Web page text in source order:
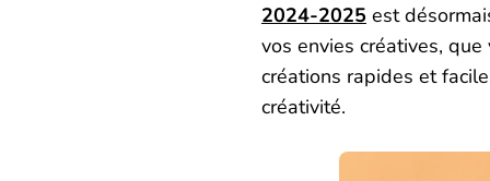
2024-2025 est
vos envies créatives,
créations rapides et
créativité.